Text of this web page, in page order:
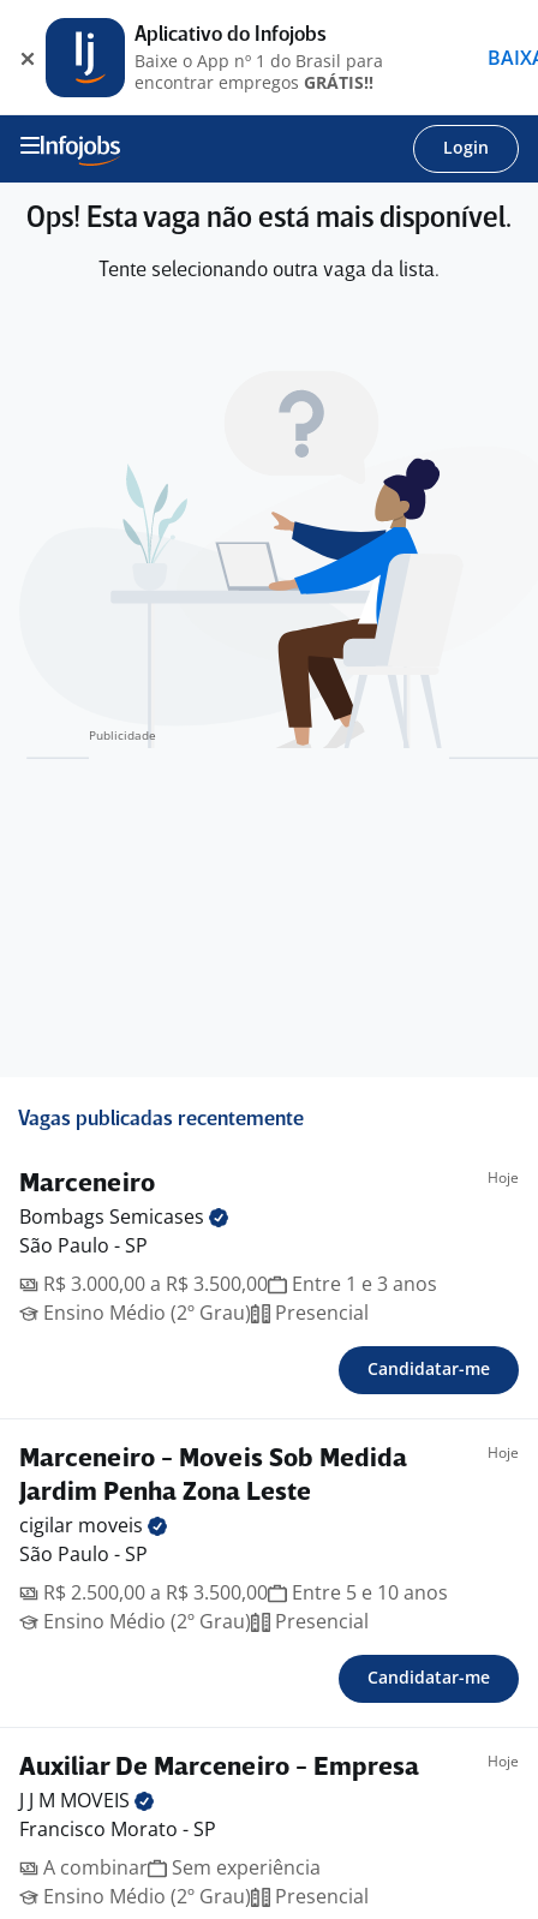
Login
Ops! Esta vaga não está mais disponível.
Tente selecionando outra vaga da lista.
Vagas publicadas recentemente
Marceneiro Hoje
Bombags Semicases
São Paulo - SP
R$ 3.000,00 a R$ 3.500,00
Entre 1 e 3 anos
Ensino Médio (2º Grau)
Presencial
Candidatar-me
Marceneiro - Moveis Sob Medida
Jardim Penha Zona Leste
Hoje
cigilar moveis
São Paulo - SP
R$ 2.500,00 a R$ 3.500,00
Entre 5 e 10 anos
Ensino Médio (2º Grau)
Presencial
Candidatar-me
Auxiliar De Marceneiro - Empresa Hoje
J J M MOVEIS
Francisco Morato - SP
A combinar
Sem experiência
Ensino Médio (2º Grau)
Presencial
Aplicativo do Infojobs
Baixe o App nº 1 do Brasil para
encontrar empregos GRÁTIS!!